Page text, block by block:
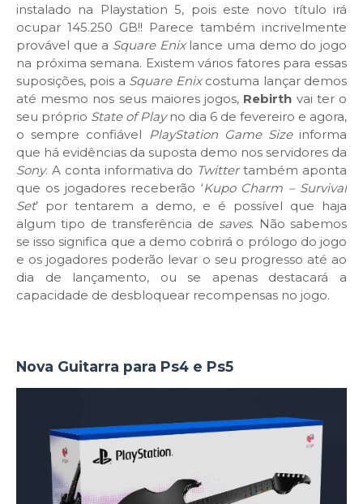
instalado na Playstation 5, pois este novo título irá
ocupar 145.250 GB!! Parece também incrivelmente
provável que a Square Enixlance uma demo do jogo
na próxima semana. Existem vários fatores para essas
suposições, pois a Square Enixcostuma lançar demos
até mesmo nos seus maiores jogos, Rebirth vai ter o
seu próprio State of Playno dia 6 de fevereiro e agora,
o sempre confiável
PlayStation Game Sizeinforma
que há evidências da suposta demo nos servidores da
Sony. A conta informativa do Twittertambém aponta
que os jogadores receberão ‘Kupo Charm – Survival
Set’ por tentarem a demo, e é possível que haja
algum tipo de transferência de saves. Não sabemos
se isso significa que a demo cobrirá o prólogo do jogo
e os jogadores poderão levar o seu progresso até ao
dia de lançamento, ou se apenas destacará a
capacidade de desbloquear recompensas no jogo.
Nova Guitarra para Ps4 e Ps5